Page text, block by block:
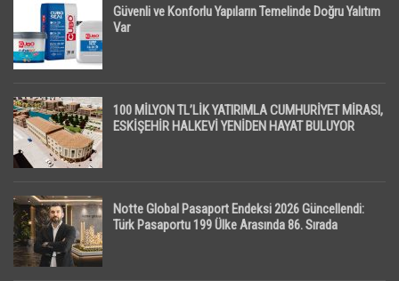
Güvenli ve Konforlu Yapıların Temelinde Doğru Yalıtım
Var
100 MİLYON TL’LİK YATIRIMLA CUMHURİYET MİRASI,
ESKİŞEHİR HALKEVİ YENİDEN HAYAT BULUYOR
Notte Global Pasaport Endeksi 2026 Güncellendi:
Türk Pasaportu 199 Ülke Arasında 86. Sırada